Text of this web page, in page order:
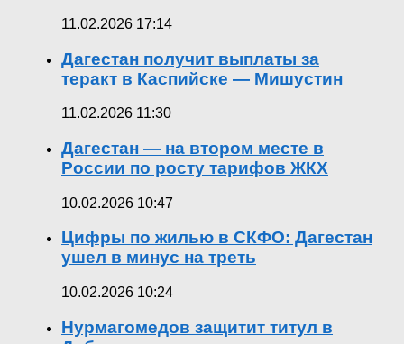
11.02.2026 17:14
Дагестан получит выплаты за
теракт в Каспийске — Мишустин
11.02.2026 11:30
Дагестан — на втором месте в
России по росту тарифов ЖКХ
10.02.2026 10:47
Цифры по жилью в СКФО: Дагестан
ушел в минус на треть
10.02.2026 10:24
Нурмагомедов защитит титул в